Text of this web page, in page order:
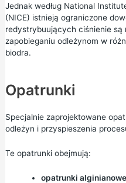
Jednak według National
(NICE) istnieją ograniczone
redystrybuujących ciśnienie są
zapobieganiu odleżynom w
biodra.
Opatrunki
Specjalnie zaprojektowane
odleżyn i przyspieszenia
Te opatrunki obejmują:
opatrunki alginianowe